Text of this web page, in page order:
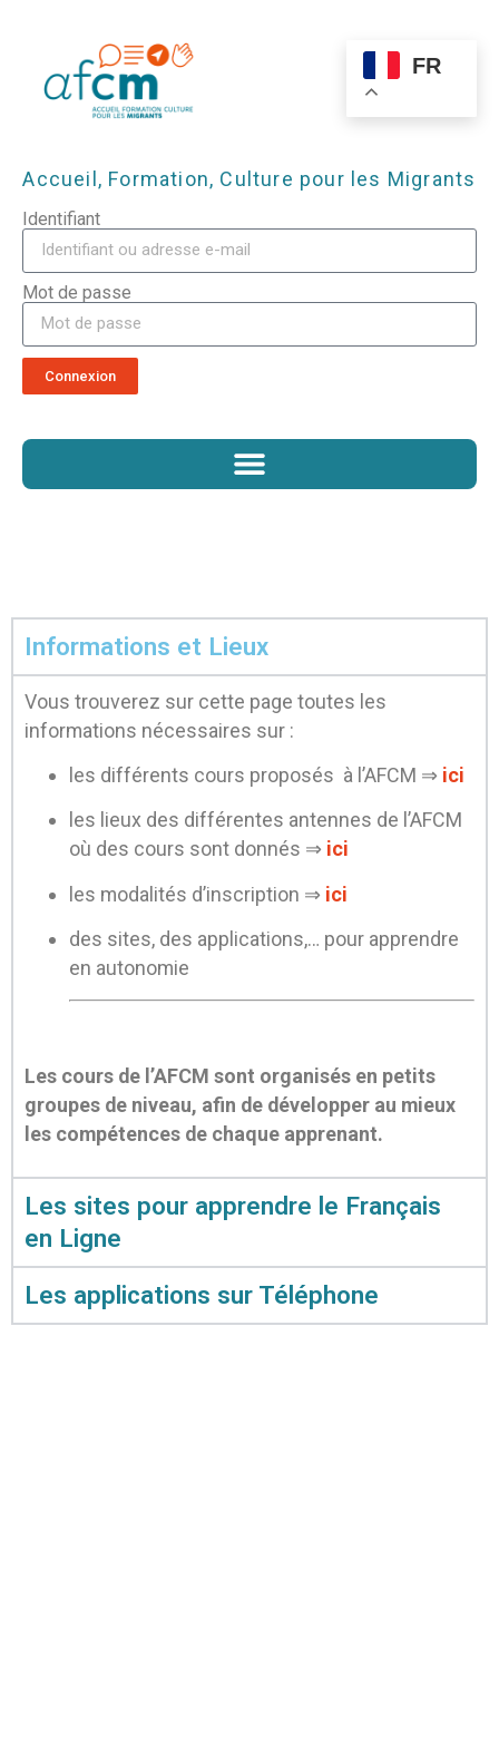
FR
Accueil, Formation, Culture pour les Migrants
Identifiant
Mot de passe
Connexion
Informations et Lieux
Vous trouverez sur cette page toutes les
informations nécessaires sur :
les différents cours proposés à l’AFCM ⇒ ici
les lieux des différentes antennes de l’AFCM
où des cours sont donnés ⇒ ici
les modalités d’inscription ⇒ ici
des sites, des applications,… pour apprendre
en autonomie
Les cours de l’AFCM sont organisés en petits
groupes de niveau, afin de développer au mieux
les compétences de chaque apprenant.
Les sites pour apprendre le Français
en Ligne
Les applications sur Téléphone